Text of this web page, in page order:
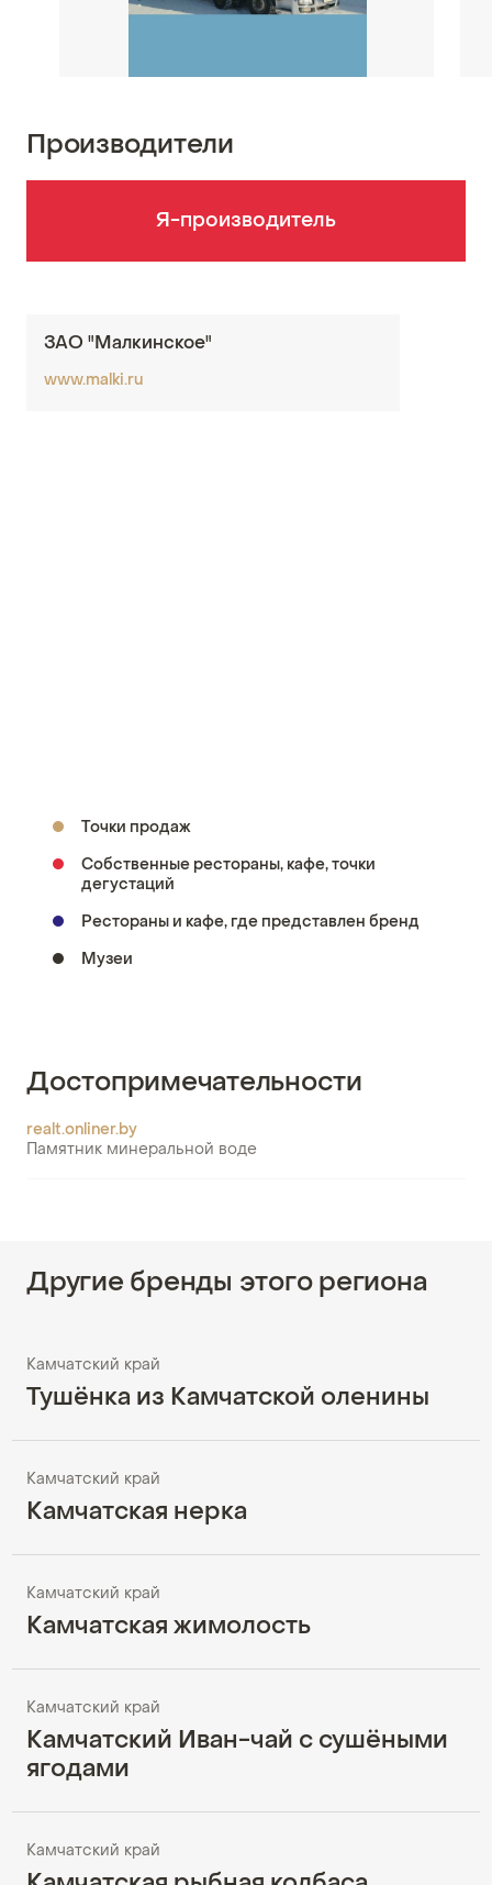
Производители
Я-производитель
ЗАО "Малкинское"
www.malki.ru
Точки продаж
Собственные рестораны, кафе, точки
дегустаций
Рестораны и кафе, где представлен бренд
Музеи
Достопримечательности
realt.onliner.by
Памятник минеральной воде
Другие бренды этого региона
Камчатский край
Тушёнка из Камчатской оленины
Камчатский край
Камчатская нерка
Камчатский край
Камчатская жимолость
Камчатский край
Камчатский Иван-чай с сушёными
ягодами
Камчатский край